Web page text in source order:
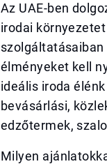
Az UAE-ben
irodai
élményeket kell
ideális iroda
bevásárlási,
edzőtermek,
Milyen